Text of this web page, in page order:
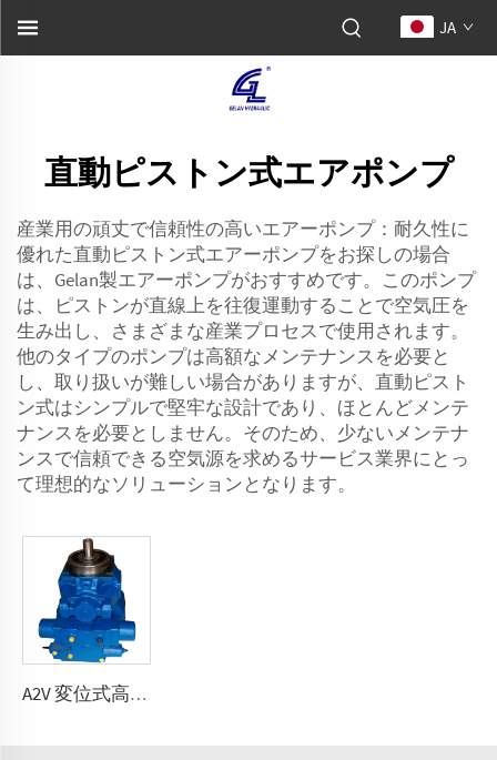
JA
直動ピストン式エアポンプ
産業用の頑丈で信頼性の高いエアーポンプ：耐久性に
優れた直動ピストン式エアーポンプをお探しの場合
は、Gelan製エアーポンプがおすすめです。このポンプ
は、ピストンが直線上を往復運動することで空気圧を
生み出し、さまざまな産業プロセスで使用されます。
他のタイプのポンプは高額なメンテナンスを必要と
し、取り扱いが難しい場合がありますが、直動ピスト
ン式はシンプルで堅牢な設計であり、ほとんどメンテ
ナンスを必要としません。そのため、少ないメンテナ
ンスで信頼できる空気源を求めるサービス業界にとっ
て理想的なソリューションとなります。
A2V 変位式高圧ポンプ 250、355、500、1000